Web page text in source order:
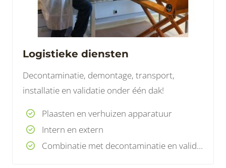
Logistieke diensten
Decontaminatie, demontage, transport,
installatie en validatie onder één dak!
Plaasten en verhuizen apparatuur
Intern en extern
Combinatie met decontaminatie en validatie